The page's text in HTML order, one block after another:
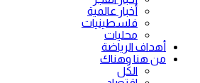
أخبار عالمية
فلسطينيات
محليات
أهداف الرياضة
من هنا وهناك
الكل